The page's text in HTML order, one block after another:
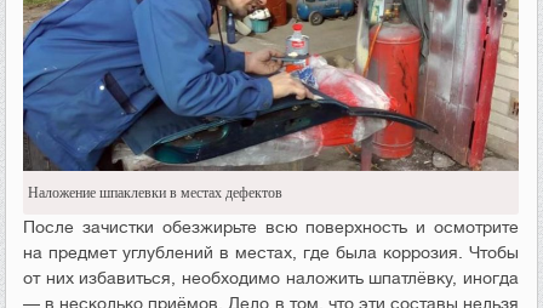
Наложение шпаклевки в местах дефектов
После зачистки обезжирьте всю поверхность и осмотрите
на предмет углублений в местах, где была коррозия. Чтобы
от них избавиться, необходимо наложить шпатлёвку, иногда
— в несколько приёмов. Дело в том, что эти составы нельзя